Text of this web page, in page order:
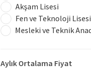
Akşam Lisesi
Fen ve Teknoloji Lisesi
Aylık Ortalama Fiyat